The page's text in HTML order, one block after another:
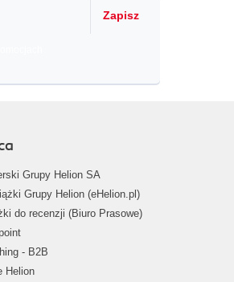
Zapisz
Grupy Helion SA
Grupy Helion (eHelion.pl)
do recenzji (Biuro Prasowe)
- B2B
Helion